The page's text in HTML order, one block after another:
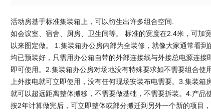
活动房基于标准集装箱上，可以衍生出许多组合空间.
如会议室、宿舍、厨房、卫生间等。 标准的宽度在2.4米，可
以来图定做。 1.集装箱办公房内部为全装修，就像大家通常看
均已预装好，只需用办公箱自带的外部连接线与外接总电源连
即可使用。2.集装箱办公房对场地没有特殊要求如不需要组合
上外接电就可立即使用，没有任何现场安装布电需要。3.集装
就可以超远距离整体搬移，不需要做基础，不需要拆装。4.产
按2年计算做完后，可立即整体或部分搬迁到另外一个新的项目